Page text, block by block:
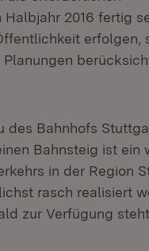
2016 fertig
erfolgen,
des Bahnhofs
Bahnsteig ist ein
in der Region
rasch realisiert
zur Verfügung